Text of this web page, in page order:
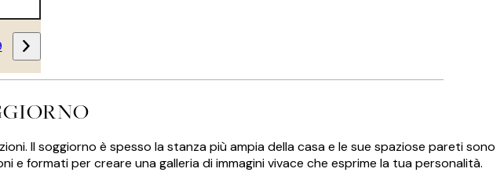
Il soggiorno è spesso la stanza più ampia della casa e le sue spaziose pareti sono
e formati per creare una galleria di immagini vivace che esprime la tua personalità.